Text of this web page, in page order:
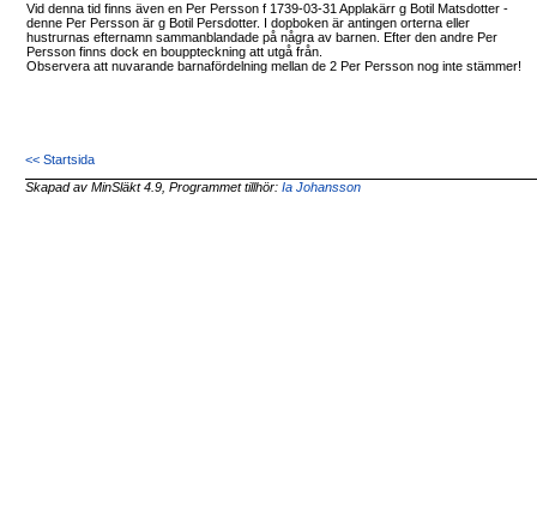
Vid denna tid finns även en Per Persson f 1739-03-31 Applakärr g Botil Matsdotter -
denne Per Persson är g Botil Persdotter. I dopboken är antingen orterna eller
hustrurnas efternamn sammanblandade på några av barnen. Efter den andre Per
Persson finns dock en bouppteckning att utgå från.
Observera att nuvarande barnafördelning mellan de 2 Per Persson nog inte stämmer!
<< Startsida
Skapad av MinSläkt 4.9, Programmet tillhör:Ia Johansson